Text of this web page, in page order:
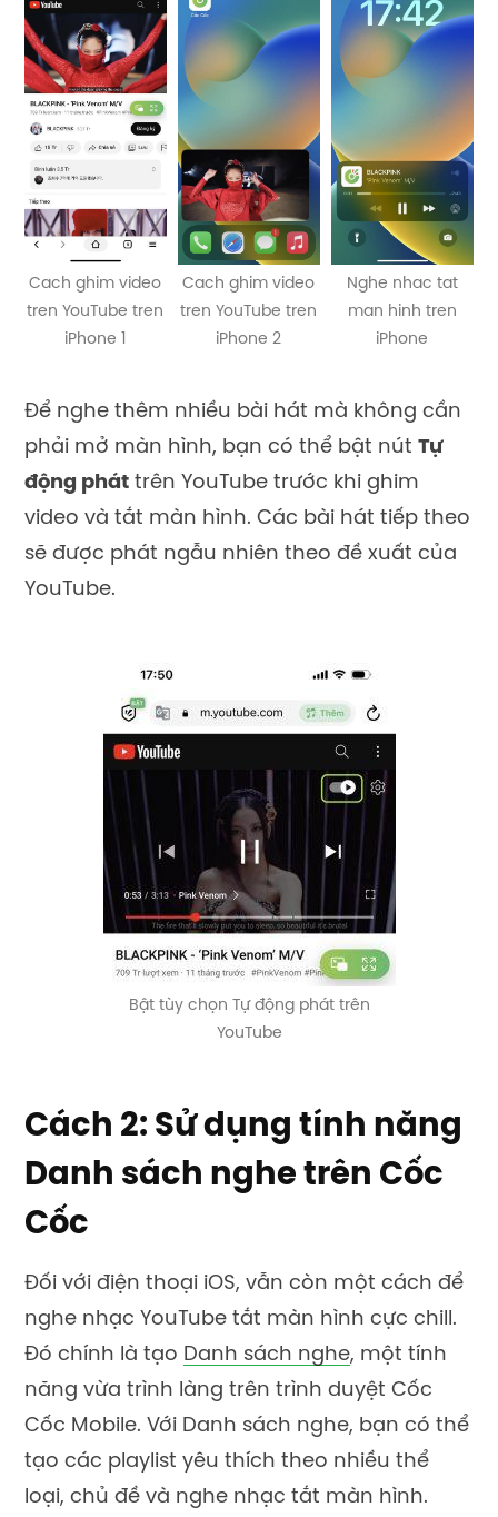
Cach ghim video
tren YouTube tren
iPhone 1
Cach ghim video
tren YouTube tren
iPhone 2
Nghe nhac tat
man hinh tren
iPhone
Để nghe thêm nhiều bài hát mà không cần
phải mở màn hình, bạn có thể bật nút Tự
động phát trên YouTube trước khi ghim
video và tắt màn hình. Các bài hát tiếp theo
sẽ được phát ngẫu nhiên theo đề xuất của
YouTube.
Bật tùy chọn Tự động phát trên
YouTube
Cách 2: Sử dụng tính năng
Danh sách nghe trên Cốc
Cốc
Đối với điện thoại iOS, vẫn còn một cách để
nghe nhạc YouTube tắt màn hình cực chill.
Đó chính là tạo Danh sách nghe, một tính
năng vừa trình làng trên trình duyệt Cốc
Cốc Mobile. Với Danh sách nghe, bạn có thể
tạo các playlist yêu thích theo nhiều thể
loại, chủ đề và nghe nhạc tắt màn hình.